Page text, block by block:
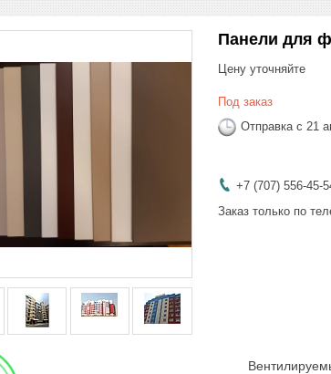
Панели для
Цену уточняйте
Под заказ
Отправка с 21
+7 (707) 556-45-
Заказ только по